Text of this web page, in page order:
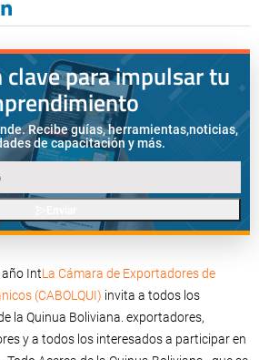
para impulsar tu
Recibe guías, herramientas,noticias,
de capacitación y más.
año IntLa Cámara de Exportadores de
(CABOLQUI) invita a todos los
la Quinua Boliviana. exportadores,
y a todos los interesados a participar en